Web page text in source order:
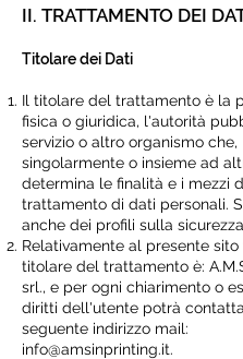
II. TRATTAMENTO DEI
Titolare dei Dati
Il titolare del trattamento è la
fisica o giuridica, l'autorità
servizio o altro organismo che,
singolarmente o insieme ad
determina le finalità e i mezzi
trattamento di dati personali.
anche dei profili sulla
Relativamente al presente sito
titolare del trattamento è:
srl., e per ogni chiarimento o
diritti dell'utente potrà
seguente indirizzo mail:
info@amsinprinting.it.